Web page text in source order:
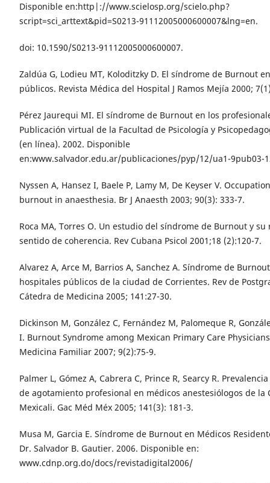
Disponible en:http|://www.scielosp.org/scielo.php?
script=sci_arttext&pid=S0213-91112005000600007&lng=en.
doi: 10.1590/S0213-91112005000600007.
Zaldúa G, Lodieu MT, Koloditzky D. El síndrome de Burnout
públicos. Revista Médica del Hospital J Ramos Mejía 2000;
Pérez Jaurequi MI. El síndrome de Burnout en los
Publicación virtual de la Facultad de Psicología y
(en línea). 2002. Disponible
en:www.salvador.edu.ar/publicaciones/pyp/12/ua1-9pub03-
Nyssen A, Hansez I, Baele P, Lamy M, De Keyser V.
burnout in anaesthesia. Br J Anaesth 2003; 90(3): 333-7.
Roca MA, Torres O. Un estudio del síndrome de Burnout y su
sentido de coherencia. Rev Cubana Psicol 2001;18 (2):120-7.
Alvarez A, Arce M, Barrios A, Sanchez A. Síndrome de
hospitales públicos de la ciudad de Corrientes. Rev de
Cátedra de Medicina 2005; 141:27-30.
Dickinson M, González C, Fernández M, Palomeque R,
I. Burnout Syndrome among Mexican Primary Care
Medicina Familiar 2007; 9(2):75-9.
Palmer L, Gómez A, Cabrera C, Prince R, Searcy R.
de agotamiento profesional en médicos anestesiólogos de la
Mexicali. Gac Méd Méx 2005; 141(3): 181-3.
Musa M, Garcia E. Síndrome de Burnout en Médicos
Dr. Salvador B. Gautier. 2006. Disponible en:
www.cdnp.org.do/docs/revistadigital2006/